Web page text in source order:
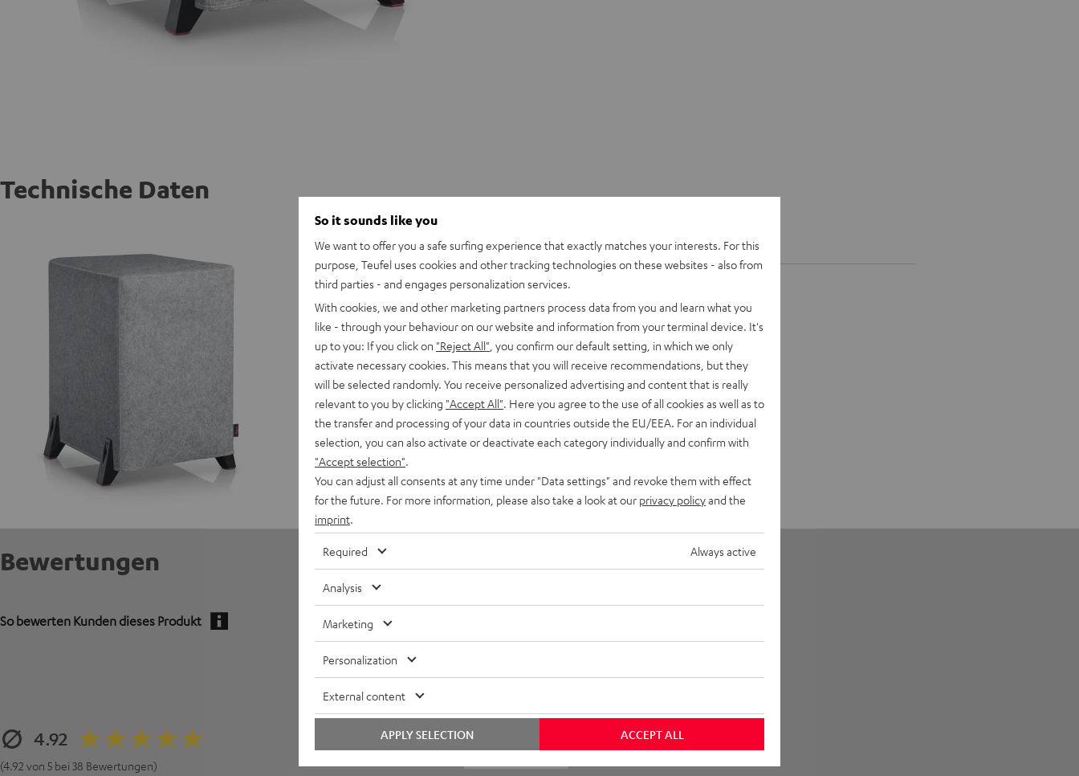
Technische Daten
T 10 WOOFER SLEEVE
Bewertungen
So bewerten Kunden dieses Produkt
4.92
(4.92 von 5 bei 38 Bewertungen)
2
So it sounds like you
We want to offer you a safe surfing experience that exactly matches your interests. For this
purpose, Teufel uses cookies and other tracking technologies on these websites - also from
third parties - and engages personalization services.
With cookies, we and other marketing partners process data from you and learn what you
like - through your behaviour on our website and information from your terminal device. It's
up to you: If you click on "Reject All" , you confirm our default setting, in which we only
activate necessary cookies. This means that you will receive recommendations, but they
will be selected randomly. You receive personalized advertising and content that is really
relevant to you by clicking "Accept All" . Here you agree to the use of all cookies as well as to
the transfer and processing of your data in countries outside the EU/EEA. For an individual
selection, you can also activate or deactivate each category individually and confirm with
"Accept selection"
You can adjust all consents at any time under "Data settings" and revoke them with effect
for the future. For more information, please also take a look at our privacy policyand the
imprint
Required Always active
Analysis
Marketing
Personalization
External content
ACCEPT ALL
APPLY SELECTION